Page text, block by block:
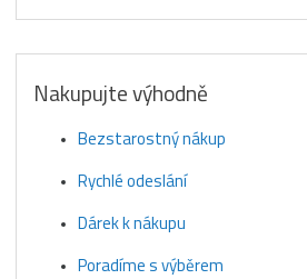
Nakupujte výhodně
Bezstarostný nákup
Rychlé odeslání
Dárek k nákupu
Poradíme s výběrem